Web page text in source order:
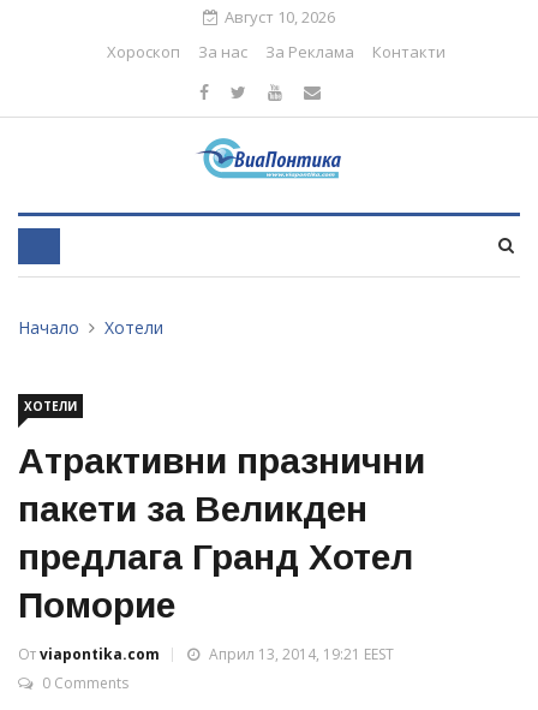
Август 10, 2026
Хороскоп
За нас За Реклама Контакти
Начало Хотели
ХОТЕЛИ
Атрактивни празнични
пакети за Великден
предлага Гранд Хотел
Поморие
Отviapontika.com
Април 13, 2014, 19:21 EEST
0 Comments